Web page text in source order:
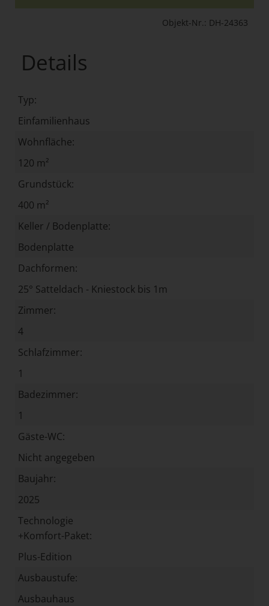
Objekt-Nr.: DH-24363
Details
Typ:
Einfamilienhaus
Wohnfläche:
120 m²
Grundstück:
400 m²
Keller / Bodenplatte:
Bodenplatte
Dachformen:
25° Satteldach - Kniestock bis 1m
Zimmer:
4
Schlafzimmer:
1
Badezimmer:
1
Gäste-WC:
Nicht angegeben
Baujahr:
2025
Technologie
+Komfort-Paket:
Plus-Edition
Ausbaustufe:
Ausbauhaus